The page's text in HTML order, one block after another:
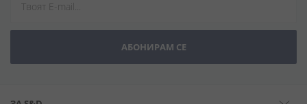
АБОНИРАМ СЕ